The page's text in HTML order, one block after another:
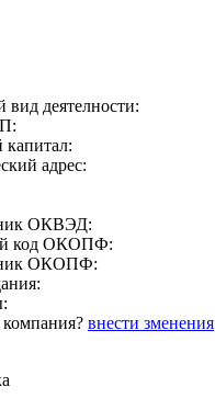
вид деятелности:
капитал:
адрес:
ОКВЭД:
код ОКОПФ:
ОКОПФ:
внести зменения